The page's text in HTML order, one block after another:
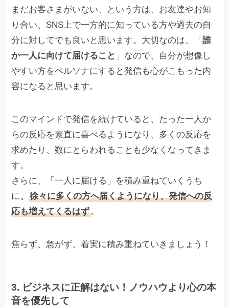
まだお客さまがいない、という方は、お友達やお知
り合い、SNS上で一方的に知っている方や過去の自
分に対してでも良いと思います。大切なのは、「誰
か一人に向けて届けること 」なので、自分が想像し
やすい方をペルソナにすると発信も心がこもった内
容になると思います。
このマインドで発信を続けていると、たった一人か
らの反応を素直に喜べるようになり、多くの反応を
求めたり、数にとらわれることも少なくなってきま
す。
さらに、「一人に届ける」を積み重ねていくうち
に、徐々に多くの方へ届くようになり、発信への反
応も増えてくるはず。
焦らず、急がず、着実に積み重ねていきましょう！
3. ビジネスに正解はない！ノウハウより心の本
音を優先して